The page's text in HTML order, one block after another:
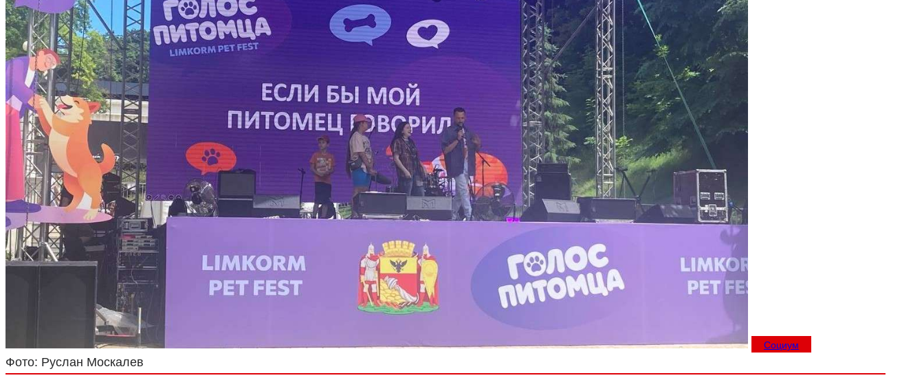
Криминал
Спорт
Черноземье
Россия
Социум
Фото: Руслан Москалев